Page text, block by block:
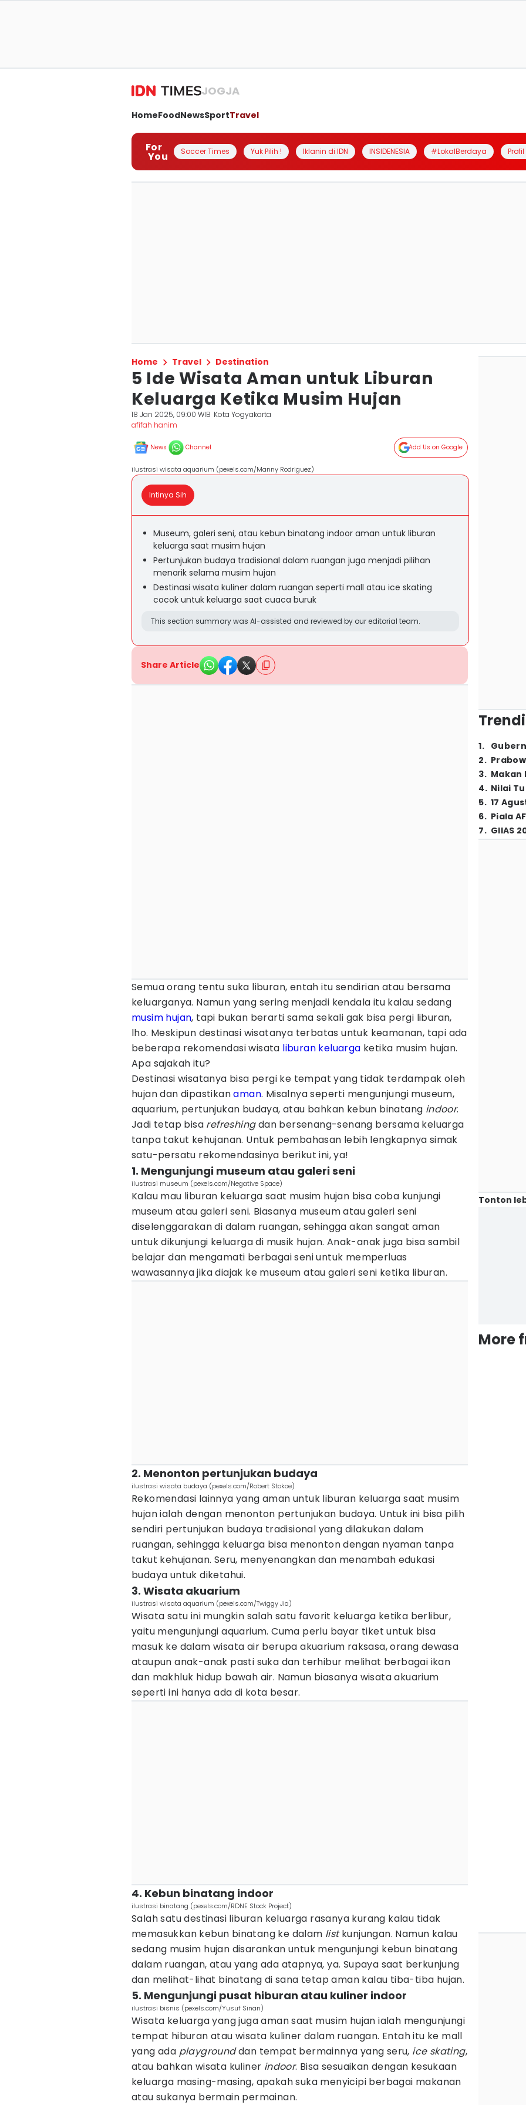
JOGJA
HomeFoodNewsSportTravel
For
You Soccer Times Yuk Pilih ! Iklanin di IDN INSIDENESIA #LokalBerdaya
Home Travel Destination
5 Ide Wisata Aman untuk Liburan
Keluarga Ketika Musim Hujan
18 Jan 2025, 09:00 WIB Kota Yogyakarta
afifah hanim
News Channel Add Us on Google
ilustrasi wisata aquarium (pexels.com/Manny Rodriguez)
Intinya Sih
Museum, galeri seni, atau kebun binatang indoor aman untuk liburan
keluarga saat musim hujan
Pertunjukan budaya tradisional dalam ruangan juga menjadi pilihan
menarik selama musim hujan
Destinasi wisata kuliner dalam ruangan seperti mall atau ice skating
cocok untuk keluarga saat cuaca buruk
This section summary was AI-assisted and reviewed by our editorial team.
Share Article
Semua orang tentu suka liburan, entah itu sendirian atau bersama
keluarganya. Namun yang sering menjadi kendala itu kalau sedang
musim hujan, tapi bukan berarti sama sekali gak bisa pergi liburan,
lho. Meskipun destinasi wisatanya terbatas untuk keamanan, tapi ada
beberapa rekomendasi wisata liburan keluarga ketika musim hujan.
Apa sajakah itu?
Destinasi wisatanya bisa pergi ke tempat yang tidak terdampak oleh
hujan dan dipastikanaman. Misalnya seperti mengunjungi museum,
aquarium, pertunjukan budaya, atau bahkan kebun binatang indoor.
Jadi tetap bisa refreshingdan bersenang-senang bersama keluarga
tanpa takut kehujanan. Untuk pembahasan lebih lengkapnya simak
satu-persatu rekomendasinya berikut ini, ya!
1. Mengunjungi museum atau galeri seni
ilustrasi museum (pexels.com/Negative Space)
Kalau mau liburan keluarga saat musim hujan bisa coba kunjungi
museum atau galeri seni. Biasanya museum atau galeri seni
diselenggarakan di dalam ruangan, sehingga akan sangat aman
untuk dikunjungi keluarga di musik hujan. Anak-anak juga bisa sambil
belajar dan mengamati berbagai seni untuk memperluas
wawasannya jika diajak ke museum atau galeri seni ketika liburan.
2. Menonton pertunjukan budaya
ilustrasi wisata budaya (pexels.com/Robert Stokoe)
Rekomendasi lainnya yang aman untuk liburan keluarga saat musim
hujan ialah dengan menonton pertunjukan budaya. Untuk ini bisa pilih
sendiri pertunjukan budaya tradisional yang dilakukan dalam
ruangan, sehingga keluarga bisa menonton dengan nyaman tanpa
takut kehujanan. Seru, menyenangkan dan menambah edukasi
budaya untuk diketahui.
3. Wisata akuarium
ilustrasi wisata aquarium (pexels.com/Twiggy Jia)
Wisata satu ini mungkin salah satu favorit keluarga ketika berlibur,
yaitu mengunjungi aquarium. Cuma perlu bayar tiket untuk bisa
masuk ke dalam wisata air berupa akuarium raksasa, orang dewasa
ataupun anak-anak pasti suka dan terhibur melihat berbagai ikan
dan makhluk hidup bawah air. Namun biasanya wisata akuarium
seperti ini hanya ada di kota besar.
4. Kebun binatang indoor
ilustrasi binatang (pexels.com/RDNE Stock Project)
Salah satu destinasi liburan keluarga rasanya kurang kalau tidak
memasukkan kebun binatang ke dalam listkunjungan. Namun kalau
sedang musim hujan disarankan untuk mengunjungi kebun binatang
dalam ruangan, atau yang ada atapnya, ya. Supaya saat berkunjung
dan melihat-lihat binatang di sana tetap aman kalau tiba-tiba hujan.
5. Mengunjungi pusat hiburan atau kuliner indoor
ilustrasi bisnis (pexels.com/Yusuf Sinan)
Wisata keluarga yang juga aman saat musim hujan ialah mengunjungi
tempat hiburan atau wisata kuliner dalam ruangan. Entah itu ke mall
yang ada playgrounddan tempat bermainnya yang seru, ice skating,
atau bahkan wisata kuliner indoor. Bisa sesuaikan dengan kesukaan
keluarga masing-masing, apakah suka menyicipi berbagai makanan
atau sukanya bermain permainan.
1.
2.
3. Makan
4. Nilai
5. 17
6. Piala
7. GIIAS
Tonton
More